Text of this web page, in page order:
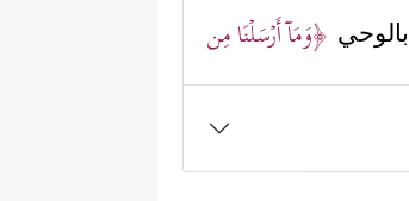
﴿وَمَاۤ أَرۡسَلۡنَا مِن